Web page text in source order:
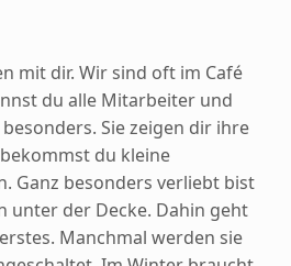
mit dir. Wir sind oft im Café
du alle Mitarbeiter und
Sie zeigen dir ihre
du kleine
Ganz besonders verliebt bist
unter der Decke. Dahin geht
Manchmal werden sie